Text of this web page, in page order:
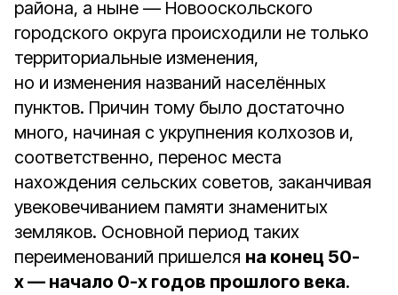
района, а ныне — Новооскольского
городского округа происходили не только
территориальные изменения,
но и изменения названий населённых
пунктов. Причин тому было достаточно
много, начиная с укрупнения колхозов и,
соответственно, перенос места
нахождения сельских советов, заканчивая
увековечиванием памяти знаменитых
земляков. Основной период таких
переименований пришелся на конец 50-
х — начало 0-х годов прошлого века.